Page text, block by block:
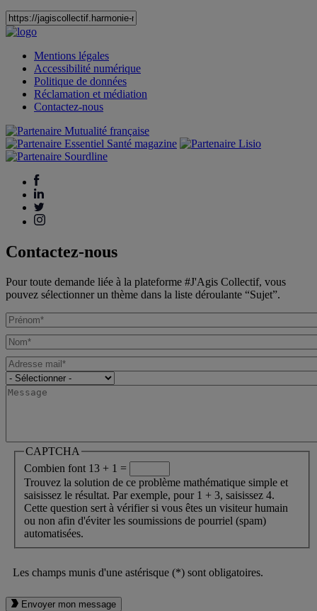
Mentions légales
Accessibilité numérique
Politique de données
Réclamation et médiation
Contactez-nous
Contactez-nous
Pour toute demande liée à la plateforme #J'Agis Collectif, vous
pouvez sélectionner un thème dans la liste déroulante “Sujet”.
CAPTCHA
Combien font 13 + 1 =
Trouvez la solution de ce problème mathématique simple et
saisissez le résultat. Par exemple, pour 1 + 3, saisissez 4.
Cette question sert à vérifier si vous êtes un visiteur humain
ou non afin d'éviter les soumissions de pourriel (spam)
automatisées.
Les champs munis d'une astérisque (*) sont obligatoires.
Envoyer mon message